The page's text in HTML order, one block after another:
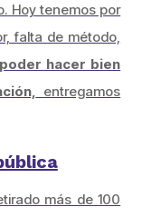
Hoy tenemos por
falta de método,
hacer bien
entregamos
más de 100